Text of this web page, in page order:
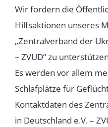
Wir fordern die
Hilfsaktionen unseres
„Zentralverband der
– ZVUD“ zu
Es werden vor allem
Schlafplätze für
Kontaktdaten des
in Deutschland e.V. –